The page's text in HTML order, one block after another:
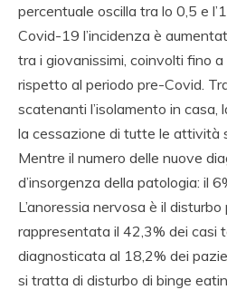
percentuale oscilla tra lo 0,5 e
Covid-19 l’incidenza è
tra i giovanissimi, coinvolti fino
rispetto al periodo pre-Covid.
scatenanti l’isolamento in casa,
la cessazione di tutte le attività
Mentre il numero delle nuove
d’insorgenza della patologia: il
L’anoressia nervosa è il disturbo
rappresentata il 42,3% dei casi
diagnosticata al 18,2% dei
si tratta di disturbo di binge